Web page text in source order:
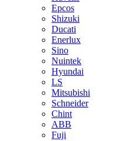
Epcos
Shizuki
Ducati
Enerlux
Sino
Nuintek
Hyundai
LS
Mitsubishi
Schneider
Chint
ABB
Fuji